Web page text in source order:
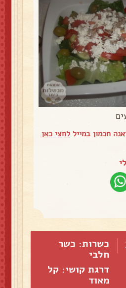
חכמון במייללחצי כאן
כשרות: כשר
חלבי
דרגת קושי: קל
מאוד